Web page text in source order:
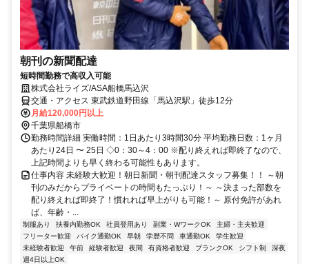
朝刊の新聞配達
短時間勤務で高収入可能
株式会社ライズ/ASA船橋馬込沢
交通・アクセス 東武鉄道野田線「馬込沢駅」徒歩12分
月給120,000円以上
千葉県船橋市
勤務時間詳細 実働時間：1日あたり3時間30分 平均勤務日数：1ヶ月
あたり24日 〜 25日 ◇0：30～4：00 ※配り終えれば即終了なので、
上記時間よりも早く終わる可能性もあります。
仕事内容 未経験大歓迎！朝日新聞・朝刊配達スタッフ募集！！ ～朝
刊のみだからプライベートの時間もたっぷり！～ ～決まった部数を
配り終えれば即終了！慣れれば早上がりも可能！～ 原付免許があれ
ば、年齢・...
制服あり 扶養内勤務OK 社員登用あり 副業・WワークOK
主婦・主夫歓迎
フリーター歓迎
バイク通勤OK 早朝 学歴不問 車通勤OK
学生歓迎
未経験者歓迎
午前 経験者歓迎 夜間 有資格者歓迎 ブランクOK シフト制
深夜
週4日以上OK